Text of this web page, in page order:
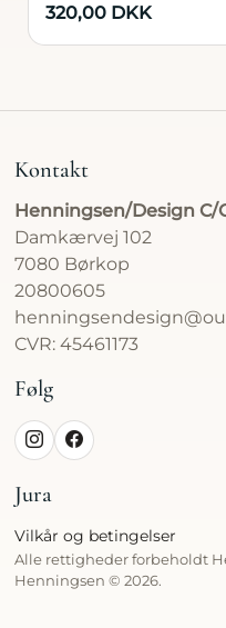
320,00 DKK
Kontakt
Henningsen/Design
Damkærvej 102
7080 Børkop
20800605
CVR: 45461173
Følg
Jura
Vilkår og betingelser
Alle rettigheder forbeholdt
Henningsen © 2026.